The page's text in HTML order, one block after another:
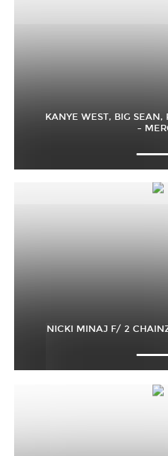
KANYE WEST, BIG
–
NICKI MINAJ F/ 2